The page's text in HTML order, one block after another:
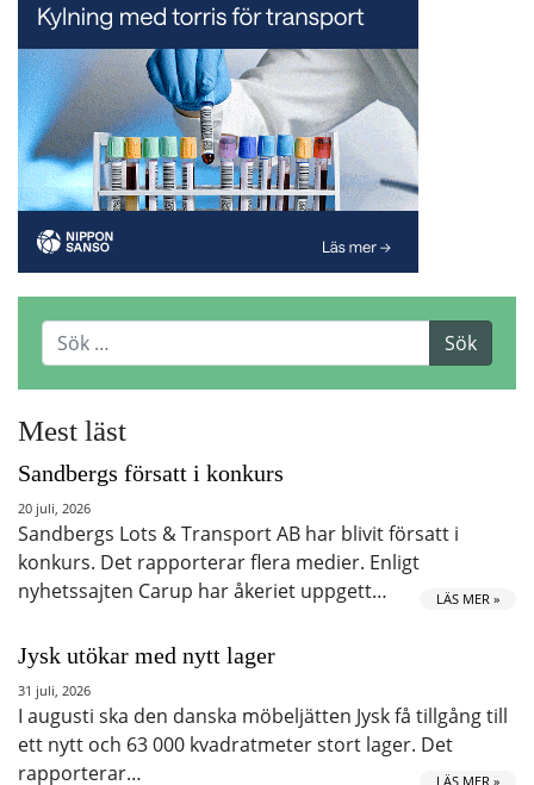
Mest läst
Sandbergs försatt i konkurs
20 juli, 2026
Sandbergs Lots & Transport AB har blivit försatt i
konkurs. Det rapporterar flera medier. Enligt
nyhetssajten Carup har åkeriet uppgett…
LÄS MER »
Jysk utökar med nytt lager
31 juli, 2026
I augusti ska den danska möbeljätten Jysk få tillgång till
ett nytt och 63 000 kvadratmeter stort lager. Det
rapporterar…
LÄS MER »